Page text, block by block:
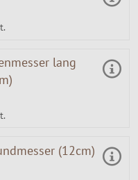
lang
(12cm)